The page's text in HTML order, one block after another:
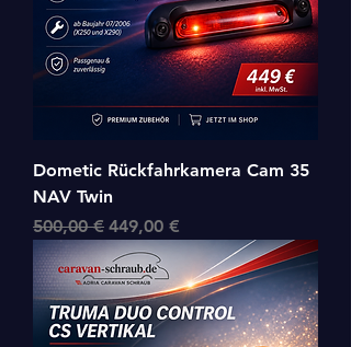
Dometic Rückfahrkamera Cam 35
NAV Twin
Standardpreis
500,00 € Sale-Preis
449,00 €